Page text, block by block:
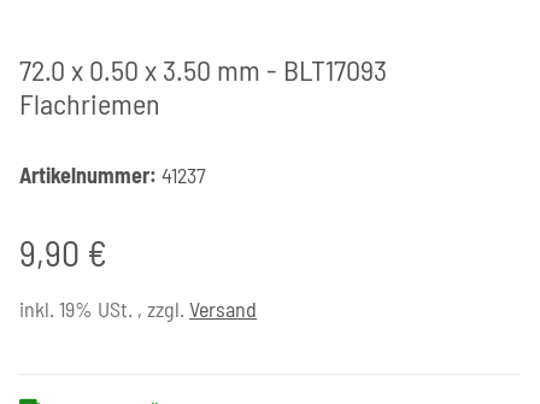
72.0 x 0.50 x 3.50 mm - BLT17093
Flachriemen
Artikelnummer: 41237
9,90 €
inkl. 19% USt. , zzgl. Versand